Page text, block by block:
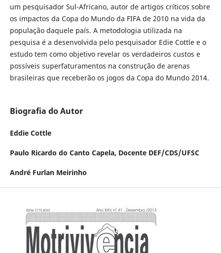
um pesquisador Sul-Africano, autor de artigos críticos sobre
os impactos da Copa do Mundo da FIFA de 2010 na vida da
população daquele país. A metodologia utilizada na
pesquisa é a desenvolvida pelo pesquisador Edie Cottle e o
estudo tem como objetivo revelar os verdadeiros custos e
possíveis superfaturamentos na construção de arenas
brasileiras que receberão os jogos da Copa do Mundo 2014.
Biografia do Autor
Eddie Cottle
Paulo Ricardo do Canto Capela, Docente DEF/CDS/UFSC
André Furlan Meirinho